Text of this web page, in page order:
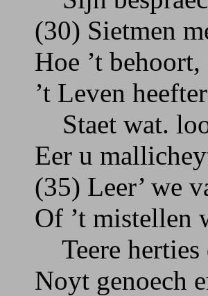
(30) Sietmen
Hoe ’t
’t Leven
Staet wat.
Eer u
(35) Leer’ we
Of ’t mistellen
Teere
Noyt genoech